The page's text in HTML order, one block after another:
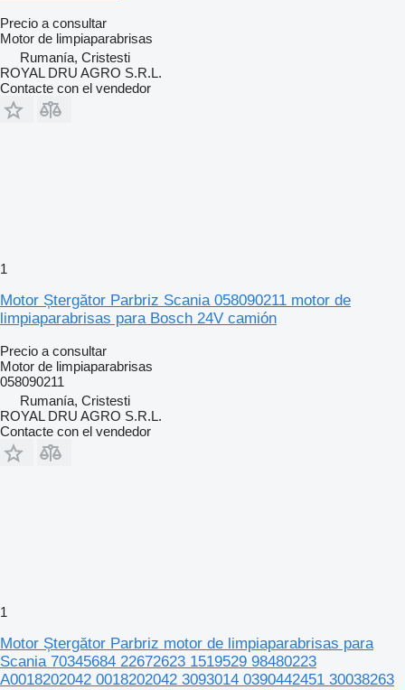
Precio a consultar
Motor de limpiaparabrisas
Rumanía, Cristesti
ROYAL DRU AGRO S.R.L.
Contacte con el vendedor
1
Motor Ștergător Parbriz Scania 058090211 motor de
limpiaparabrisas para Bosch 24V camión
Precio a consultar
Motor de limpiaparabrisas
058090211
Rumanía, Cristesti
ROYAL DRU AGRO S.R.L.
Contacte con el vendedor
1
Motor Ștergător Parbriz motor de limpiaparabrisas para
Scania 70345684 22672623 1519529 98480223
A0018202042 0018202042 3093014 0390442451 30038263